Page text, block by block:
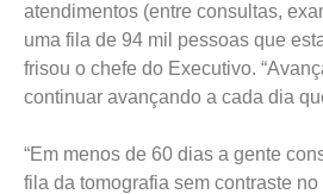
atendimentos (entre consultas,
uma fila de 94 mil pessoas que
frisou o chefe do Executivo.
continuar avançando a cada dia
“Em menos de 60 dias a gente
fila da tomografia sem contraste